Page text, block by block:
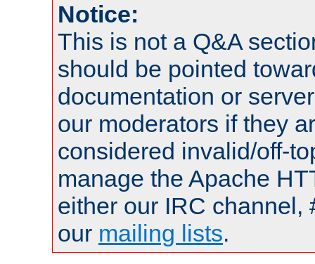
Notice:
This is not a Q&A
should be pointed
documentation or
our moderators if they
considered invalid/off-
manage the Apache
either our IRC channel,
our mailing lists.